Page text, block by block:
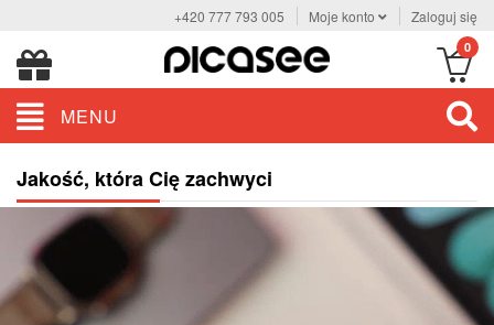
+420 777 793 005 Moje konto Zaloguj się
0
MENU
Jakość, która Cię zachwyci